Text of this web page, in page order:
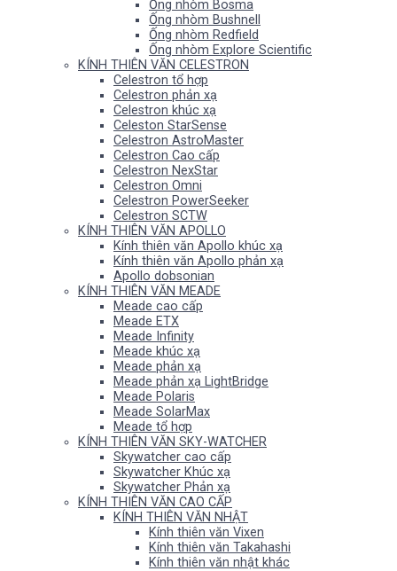
Ống nhòm Bosma
Ống nhòm Bushnell
Ống nhòm Redfield
Ống nhòm Explore Scientific
KÍNH THIÊN VĂN CELESTRON
Celestron tổ hợp
Celestron phản xạ
Celestron khúc xạ
Celeston StarSense
Celestron AstroMaster
Celestron Cao cấp
Celestron NexStar
Celestron Omni
Celestron PowerSeeker
Celestron SCTW
KÍNH THIÊN VĂN APOLLO
Kính thiên văn Apollo khúc xạ
Kính thiên văn Apollo phản xạ
Apollo dobsonian
KÍNH THIÊN VĂN MEADE
Meade cao cấp
Meade ETX
Meade Infinity
Meade khúc xạ
Meade phản xạ
Meade phản xạ LightBridge
Meade Polaris
Meade SolarMax
Meade tổ hợp
KÍNH THIÊN VĂN SKY-WATCHER
Skywatcher cao cấp
Skywatcher Khúc xạ
Skywatcher Phản xạ
KÍNH THIÊN VĂN CAO CẤP
KÍNH THIÊN VĂN NHẬT
Kính thiên văn Vixen
Kính thiên văn Takahashi
Kính thiên văn nhật khác